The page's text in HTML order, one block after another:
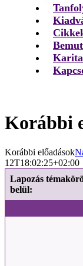
Korábbi
Korábbi előadások
12T18:02:25+02:00
Lapozás
belül: